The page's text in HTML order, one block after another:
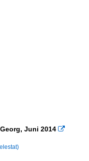
Juni 2014 